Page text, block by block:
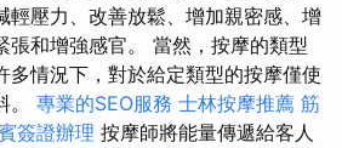
輕壓力、改善放鬆、增加親密感、增
張和增強感官。 當然，按摩的類型
多情況下，對於給定類型的按摩僅使
。 專業的SEO服務 士林按摩推薦 筋
簽證辦理 按摩師將能量傳遞給客人